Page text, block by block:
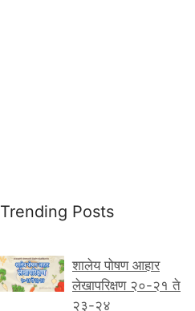
Trending Posts
शालेय पोषण आहार
लेखापरिक्षण २०-२१ ते
२३-२४